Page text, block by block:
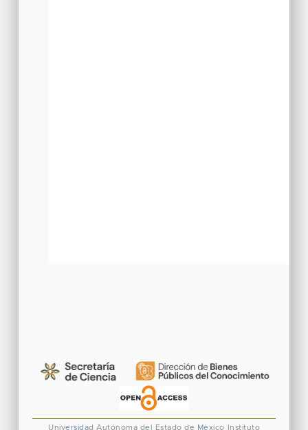
Universidad Autónoma del Estado de México Instituto